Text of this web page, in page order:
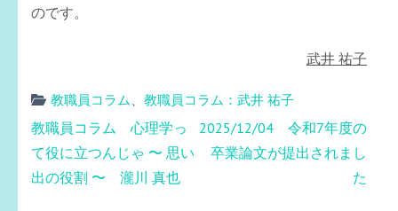
のです。
武井 祐子
教職員コラム 教職員コラム：武井 祐子
投
稿
ナ
教職員コラム 心理学っ
て役に立つんじゃ 〜 思い
出の役割 〜 瀧川 真也
2025/12/04 令和7年度の
卒業論文が提出されまし
た